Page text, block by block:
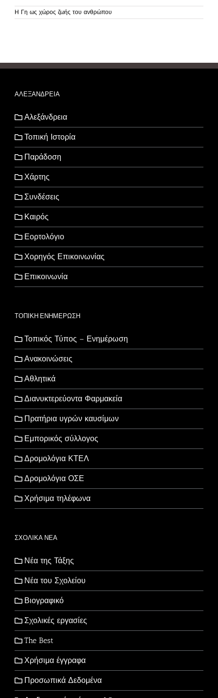
Η Γη ως χώρος ζωής του ανθρώπου
ΑΛΕΞΑΝΔΡΕΙΑ
Αλεξάνδρεια
Τοπική Ιστορία
Παράδοση
Χάρτης
Συνδέσεις
Καιρός
Εορτολόγιο
Χορηγός Επικοινωνίας
Επικοινωνία
ΤΟΠΙΚΗ ΕΝΗΜΕΡΩΣΗ
Τοπικός Τύπος – Ενημέρωση
Ανακοινώσεις
Αθλητικά
Διανυκτερεύοντα Φαρμακεία
Πρατήρια υγρών καυσίμων
Εμπορικός σύλλογος
Δρομολόγια ΚΤΕΛ
Δρομολόγια ΟΣΕ
Χρήσιμα τηλέφωνα
ΣΧΟΛΙΚΑ ΝΕΑ
Νέα της Τάξης
Νέα του Σχολείου
Βιογραφικό
Σχολικές εργασίες
The Best
Χρήσιμα έγγραφα
Προσωπικά Δεδομένα